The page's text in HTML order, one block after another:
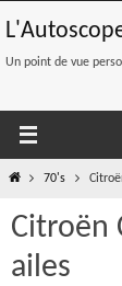
vers
leUn point de vue
Home70's
Citroën
ailes